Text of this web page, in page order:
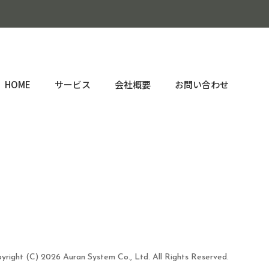
HOME サービス 会社概要 お問い合わせ
(C) 2026 Auran System Co., Ltd. All Rights Reserved.